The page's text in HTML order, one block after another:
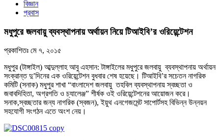
বিজ্ঞান
প্রবাস
মধুপুরে জলবায়ু ব্যবস্থাপনায় অর্থায়ন নিয়ে টিআইবি’র ওরিয়েন্টেশন
প্রকাশিতঃ মে ৭, ২০১৫
মধুপুর (টাঙ্গাইল) আব্দুল্লাহ আবু এহসান: টাঙ্গাইলের মধুপুরে জলবায়ু ব্যবস্থাপনায় অর্থায়ন
সংক্রান্ত দু’দিনের এক ওরিয়েন্টেশন বুধবার শেষ হয়েছে। টিআইবি’র সচেতন নাগরিক
কমিটি (সনাক) মধুপুর শাখা “বাংলাদেশ জলবায়ু তহবিল ব্যবস্থাপনায় স্বচ্ছতা ও
জবাবদিহিতা, অগ্রগতি ও চ্যালেঞ্জ” শীর্ষক ওই ওরিয়েন্টেশনের আয়োজন করে।
সনাক,স্বচ্ছতার জন্য নাগরিক (স্বজন), ইয়ুথ এনগেজমেন্ট সাপোর্টসহ বিভিন্ন উন্নয়ন
সহযোগী সংগঠন এতে অংশ নেয়।